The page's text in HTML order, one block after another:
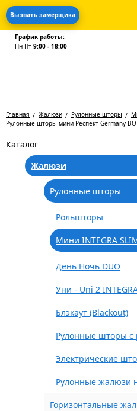
Вызвать замерщика
График работы:
Пн-Пт 9:00 - 18:00
Главная Жалюзи Рулонные шторы
Рулонные шторы мини Респект Germany
Каталог
Жалюзи
Рулонные шторы
Рольшторы
Мини INTEGRA
День Ночь DUO
Уни - Uni 2
Блэкаут (Blackout)
Рулонные шторы с
Электрические
Рулонные жалюзи
Горизонтальные